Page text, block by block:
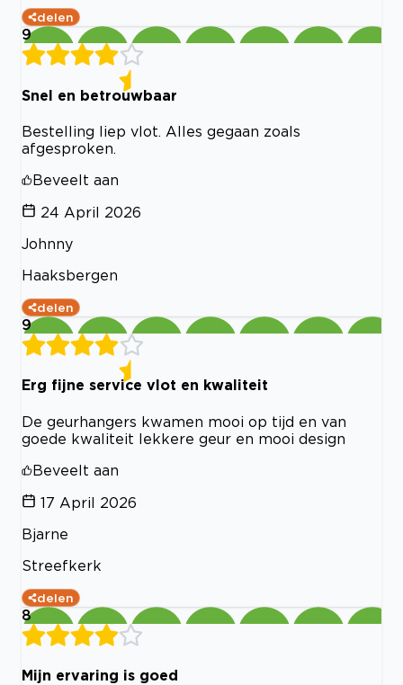
delen
9
Snel en betrouwbaar
Bestelling liep vlot. Alles gegaan zoals
afgesproken.
Beveelt aan
24 April 2026
Johnny
Haaksbergen
delen
9
Erg fijne service vlot en kwaliteit
De geurhangers kwamen mooi op tijd en van
goede kwaliteit lekkere geur en mooi design
Beveelt aan
17 April 2026
Bjarne
Streefkerk
delen
8
Mijn ervaring is goed